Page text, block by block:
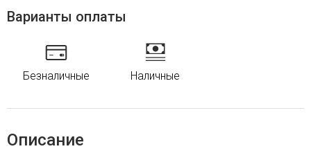
Варианты оплаты
Безналичные Наличные
Описание